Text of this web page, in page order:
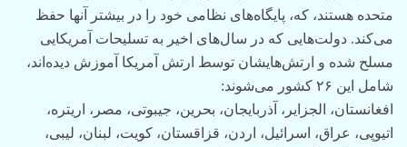
متحده هستند، که، پایگاه‌های نظامی خود را در بیشتر آنها حفظ
می‌کند. دولت‌هایی که در سال‌های اخیر به تسلیحات آمریکایی
مسلح شده‌ و ارتش‌هایشان توسط ارتش آمریکا آموزش دیده‌اند،
شامل این ۲۶ کشور می‌شوند:
افغانستان، الجزایر، آذربایجان، بحرین، جیبوتی، مصر، اریتره،
اتیوپی، عراق، اسرائیل، اردن، قزاقستان، کویت، لبنان، لیبی،